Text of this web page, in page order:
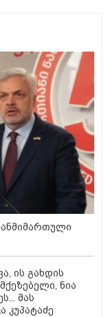
ის გახდის
ნია
მას
კუპატაძე